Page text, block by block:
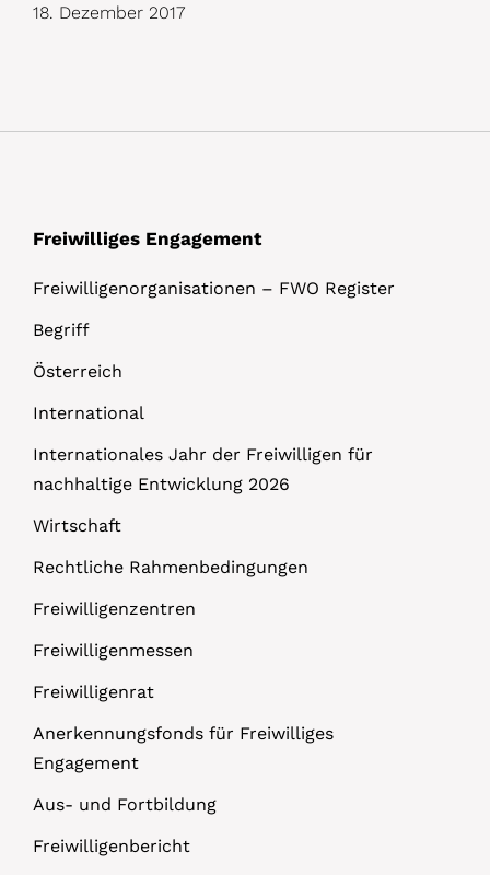
18. Dezember 2017
Freiwilliges Engagement
Freiwilligenorganisationen – FWO Register
Begriff
Österreich
International
Internationales Jahr der Freiwilligen für
nachhaltige Entwicklung 2026
Wirtschaft
Rechtliche Rahmenbedingungen
Freiwilligenzentren
Freiwilligenmessen
Freiwilligenrat
Anerkennungsfonds für Freiwilliges
Engagement
Aus- und Fortbildung
Freiwilligenbericht